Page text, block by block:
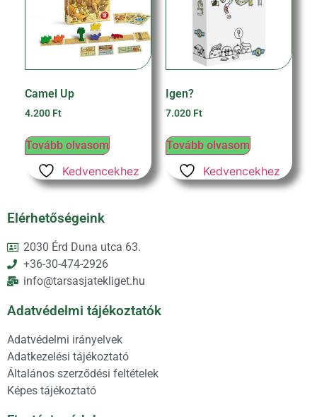
Camel Up
4.200 Ft
Tovább olvasom
Kedvencekhez
Igen?
7.020 Ft
Tovább olvasom
Kedvencekhez
Elérhetőségeink
2030 Érd Duna utca 63.
+36-30-474-2926
info@tarsasjatekliget.hu
Adatvédelmi tájékoztatók
Adatvédelmi irányelvek
Adatkezelési tájékoztató
Általános szerződési feltételek
Képes tájékoztató